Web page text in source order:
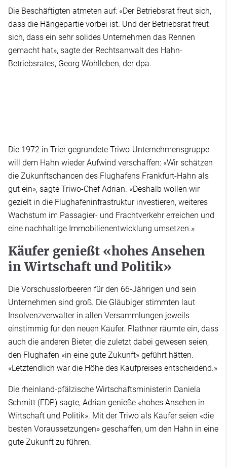
Die Beschäftigten atmeten auf: «Der Betriebsrat freut sich,
dass die Hängepartie vorbei ist. Und der Betriebsrat freut
sich, dass ein sehr solides Unternehmen das Rennen
gemacht hat», sagte der Rechtsanwalt des Hahn-
Betriebsrates, Georg Wohlleben, der dpa.
Die 1972 in Trier gegründete Triwo-Unternehmensgruppe
will dem Hahn wieder Aufwind verschaffen: «Wir schätzen
die Zukunftschancen des Flughafens Frankfurt-Hahn als
gut ein», sagte Triwo-Chef Adrian. «Deshalb wollen wir
gezielt in die Flughafeninfrastruktur investieren, weiteres
Wachstum im Passagier- und Frachtverkehr erreichen und
eine nachhaltige Immobilienentwicklung umsetzen.»
Käufer genießt «hohes Ansehen
in Wirtschaft und Politik»
Die Vorschusslorbeeren für den 66-Jährigen und sein
Unternehmen sind groß. Die Gläubiger stimmten laut
Insolvenzverwalter in allen Versammlungen jeweils
einstimmig für den neuen Käufer. Plathner räumte ein, dass
auch die anderen Bieter, die zuletzt dabei gewesen seien,
den Flughafen «in eine gute Zukunft» geführt hätten.
«Letztendlich war die Höhe des Kaufpreises entscheidend.»
Die rheinland-pfälzische Wirtschaftsministerin Daniela
Schmitt (FDP) sagte, Adrian genieße «hohes Ansehen in
Wirtschaft und Politik». Mit der Triwo als Käufer seien «die
besten Voraussetzungen» geschaffen, um den Hahn in eine
gute Zukunft zu führen.